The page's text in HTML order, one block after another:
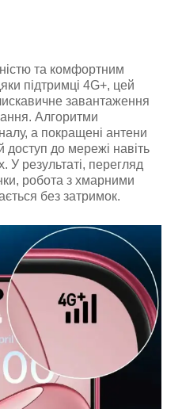
та комфортним
підтримці 4G+, цей
завантаження
Алгоритми
а покращені антени
до мережі навіть
У результаті, перегляд
робота з хмарними
без затримок.